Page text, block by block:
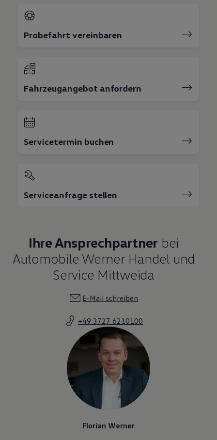
Probefahrt vereinbaren
Fahrzeugangebot anfordern
Servicetermin buchen
Serviceanfrage stellen
Ihre Ansprechpartner bei
Automobile Werner Handel und
Service Mittweida
E-Mail schreiben
+49 3727 6210100
Florian Werner